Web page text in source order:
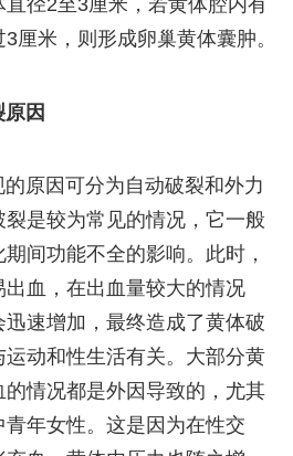
径2至3厘米，若黄体腔内有
厘米，则形成卵巢黄体囊肿。
因
原因可分为自动破裂和外力
是较为常见的情况，它一般
间功能不全的影响。此时，
血，在出血量较大的情况
速增加，最终造成了黄体破
动和性生活有关。大部分黄
情况都是外因导致的，尤其
年女性。这是因为在性交